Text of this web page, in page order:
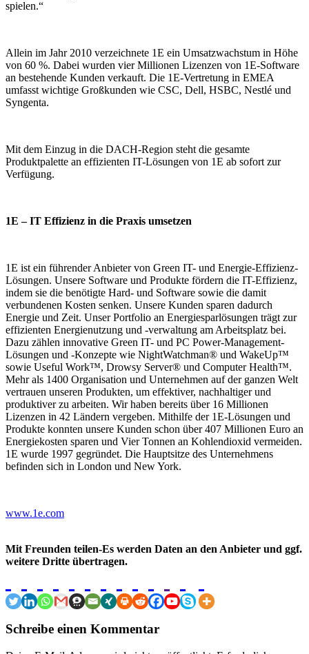
spielen.“
Allein im Jahr 2010 verzeichnete 1E ein Umsatzwachstum in Höhe
von 60 %. Dabei wurden vier Millionen Lizenzen von 1E-Software
an bestehende Kunden verkauft. Die 1E-Vertretung in EMEA
umfasst wichtige Großkunden wie CSC, Dell, HSBC, Nestlé und
Syngenta.
Mit dem Einzug in die DACH-Region steht die gesamte
Produktpalette an effizienten IT-Lösungen von 1E ab sofort zur
Verfügung.
1E – IT Effizienz in die Praxis umsetzen
1E ist ein führender Anbieter von Green IT- und Energie-Effizienz-
Lösungen. Unsere Software und Produkte fördern die IT-Effizienz,
indem sie die benötigte Hard- und Software sowie die damit
verbundenen Kosten senken. Unsere Kunden sparen dadurch
Energie und Zeit. Unser Portfolio an Energiesparlösungen trägt zur
effizienten Energienutzung und -verwaltung am Arbeitsplatz bei.
Dazu zählen innovative Green IT- und PC Power-Management-
Lösungen und -Konzepte wie NightWatchman® und WakeUp™
sowie Useful Work™, Drowsy Server® und Computer Health™.
Mehr als 1400 Organisation und Unternehmen auf der ganzen Welt
vertrauen unseren Produkten, um effektiver, nachhaltiger und
produktiver zu arbeiten. Wir haben bereits über 16 Millionen
Lizenzen in 42 Ländern vergeben. Mithilfe der 1E-Lösungen und
Produkte konnten unsere Kunden schon über 407 Millionen Euro an
Energiekosten sparen und Vier Tonnen an Kohlendioxid vermeiden.
1E wurde 1997 gegründet. Die Hauptsitze des Unternehmens
befinden sich in London und New York.
www.1e.com
Mit Freunden teilen-Es werden Daten an den Anbieter und ggf.
weitere Dritte übertragen.
Schreibe einen Kommentar